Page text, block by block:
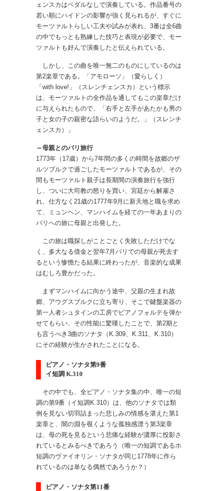
ェンスカはペダルなしで演奏している。作品番号の
若い順にハイドンの影響が強く見られるが、すぐに
モーツァルトらしい工夫や試みが表れ、3番は全6曲
の中でもっとも熟練した技巧と表現が必要で、モー
ツァルトも好んで演奏したと伝えられている。
しかし、この曲を唯一無二のものにしているのは
第2楽章である。「アモローソ」（愛らしく）
「with love!」（スレンチェンスカ）という標示
は、モーツァルトの全作品を通してもこの楽章だけ
に与えられたもので、「右手と左手があたかも男の
子と女の子の親密な語らいのようだ。」（スレンチ
ェンスカ）」
～母親とのパリ旅行
1773年（17歳）から7年間の多くの時間を故郷のザ
ルツブルクで過ごしたモーツァルトであるが、その
間もモーツァルト親子は長期間の演奏旅行を強行
し、ついに大司教の怒りを買い、宮廷から解雇さ
れ、仕方なく21歳の1777年9月に新天地と職を求め
て、ミュンヘン、マンハイムを経ての一年あまりの
パリへの旅に母親と出発した。
この旅は職探しがことごとく失敗しただけでな
く、多大なる借金と翌年7月パリでの母親が死去す
るという惨憺たる結果に終わったが、音楽的な成果
はむしろ豊かだった。
まずマンハイムに向かう途中、父親の生まれ故
郷、アウグスブルクに立ち寄り、そこで鍵盤楽器の
第一人者シュタインの工房でピアノフォルテを弾か
せてもらい、その性能に驚嘆したことで、第2期と
も言うべき3曲のソナタ（K.309、K.311、K.310）
にその経験が生かされたことになる。
ピアノ・ソナタ第9番
イ短調 K.310
その中でも、全ピアノ・ソナタ集の中、唯一の短
調の第9番（イ短調K.310）は、他のソナタでは類
例を見ない切羽詰まった悲しみの情感を湛えた第1
楽章と、闇の淵を覗くような孤独感漂う第3楽章
は、母の死を見るという悲痛な経験が濃厚に投影さ
れているとみるべきであろう（唯一の短調であるホ
短調のヴァイオリン・ソナタが同じ1778年に作ら
れているのは単なる偶然であろうか？）
ピアノ・ソナタ第11番